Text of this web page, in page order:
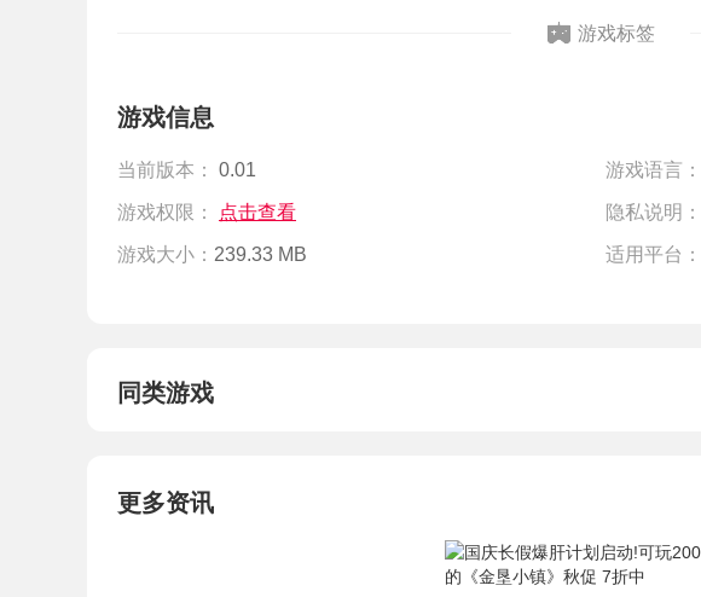
游戏标签
游戏信息
当前版本： 0.01 游戏语言：
游戏权限： 点击查看 隐私说明：
游戏大小： 239.33 MB 适用平台：
同类游戏
更多资讯